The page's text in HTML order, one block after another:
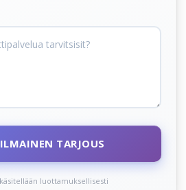
TARJOUS
luottamuksellisesti